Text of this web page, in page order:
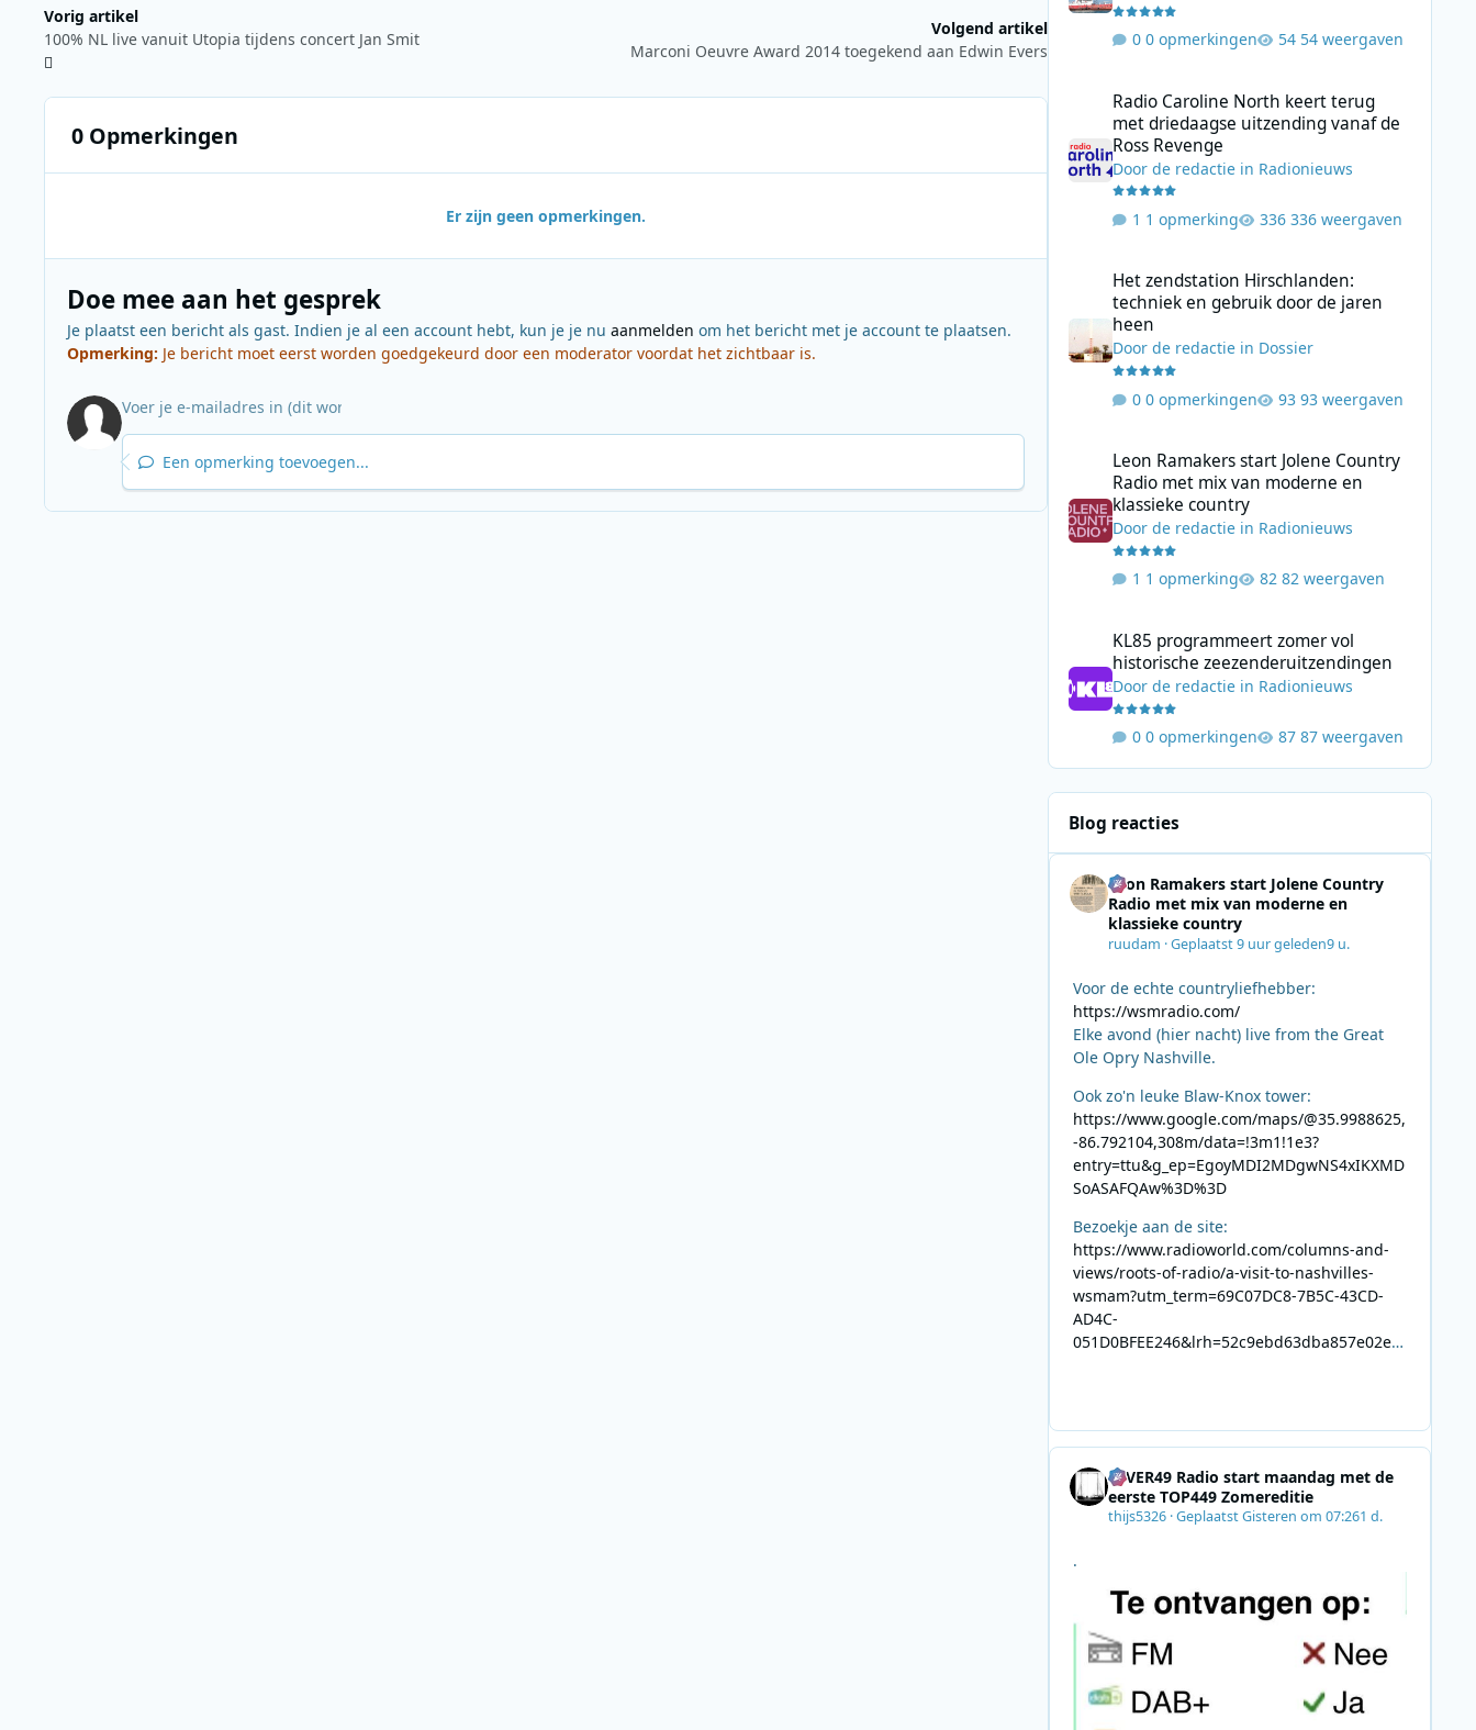
Vorig artikel
100% NL live vanuit Utopia tijdens concert Jan Smit
Volgend artikel
Marconi Oeuvre Award 2014 toegekend aan Edwin Evers
0 Opmerkingen
Er zijn geen opmerkingen.
Doe mee aan het gesprek
Je plaatst een bericht als gast. Indien je al een account hebt, kun je je nu aanmelden om het bericht met je account te plaatsen.
Opmerking: Je bericht moet eerst worden goedgekeurd door een moderator voordat het zichtbaar is.
Een opmerking toevoegen...
0 opmerkingen 54 weergaven
Radio Caroline North keert terug
met driedaagse uitzending vanaf de
Ross Revenge
Door de redactiein Radionieuws
1 opmerking 336 weergaven
Het zendstation Hirschlanden:
techniek en gebruik door de jaren
heen
Door de redactiein Dossier
0 opmerkingen 93 weergaven
Leon Ramakers start Jolene Country
Radio met mix van moderne en
klassieke country
Door de redactiein Radionieuws
1 opmerking 82 weergaven
KL85 programmeert zomer vol
historische zeezenderuitzendingen
Door de redactiein Radionieuws
0 opmerkingen 87 weergaven
Blog reacties
Leon Ramakers start Jolene Country
Radio met mix van moderne en
klassieke country
ruudam ·Geplaatst9 uur geleden9 u.
Voor de echte countryliefhebber:
https://wsmradio.com/
Elke avond (hier nacht) live from the Great
Ole Opry Nashville.
Ook zo'n leuke Blaw-Knox tower:
https://www.google.com/maps/@35.9988625,
-86.792104,308m/data=!3m1!1e3?
entry=ttu&g_ep=EgoyMDI2MDgwNS4xIKXMD
SoASAFQAw%3D%3D
Bezoekje aan de site:
https://www.radioworld.com/columns-and-
views/roots-of-radio/a-visit-to-nashvilles-
wsmam?utm_term=69C07DC8-7B5C-43CD-
AD4C-
051D0BFEE246&lrh=52c9ebd63dba857e02ec
AB2831C8A639&utm_medium=email&utm_co
8F09201A140D&utm_source=SmartBrief
4EVER49 Radio start maandag met de
eerste TOP449 Zomereditie
thijs5326·GeplaatstGisteren om 07:261 d.
.